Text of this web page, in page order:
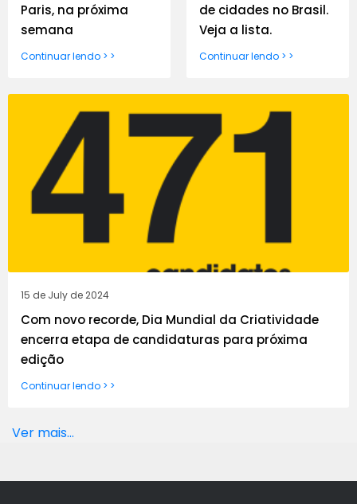
Paris, na próxima
semana
Continuar lendo > >
de cidades no Brasil.
Veja a lista.
Continuar lendo > >
15 de July de 2024
Com novo recorde, Dia Mundial da Criatividade
encerra etapa de candidaturas para próxima
edição
Continuar lendo > >
Ver mais...